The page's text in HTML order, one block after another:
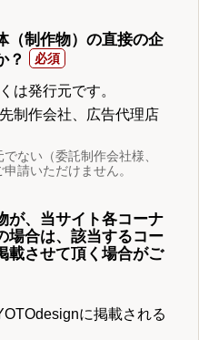
（制作物）の直接の企
？
は発行元です。
制作会社、広告代理店
ない（委託制作会社様、
請いただけません。
が、当サイト各コーナ
場合は、該当するコー
載させて頂く場合がご
に掲載される